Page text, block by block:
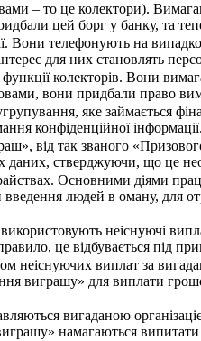
– то це колектори).
цей борг у банку, та
Вони телефонують на
для них становлять
колекторів. Вони
вони придбали право
яке займається
конфіденційної
від так званого
даних, стверджуючи, що це
Основними діями
людей в оману, для
неіснуючі
це відбувається під
неіснуючих виплат за
виграшу» для виплати
вигаданою
намагаються випитати